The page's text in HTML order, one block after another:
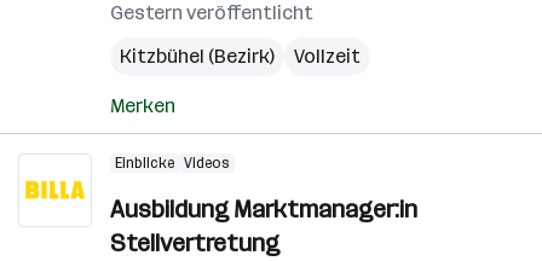
Gestern veröffentlicht
Kitzbühel (Bezirk)
Vollzeit
Merken
Einblicke Videos
Ausbildung Marktmanager:in
Stellvertretung